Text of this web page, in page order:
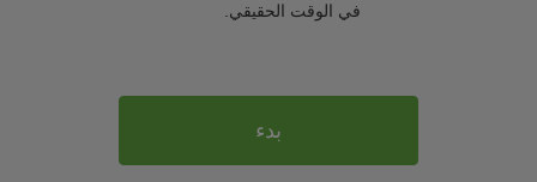
في الوقت الحقيقي.
بدء